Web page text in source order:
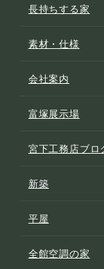
長持ちする家
素材・仕様
会社案内
富塚展示場
宮下工務店ブロ
新築
平屋
全館空調の家